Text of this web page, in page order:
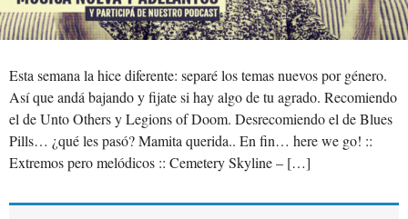
Esta semana la hice diferente: separé los temas nuevos por género.
Así que andá bajando y fijate si hay algo de tu agrado. Recomiendo
el de Unto Others y Legions of Doom. Desrecomiendo el de Blues
Pills… ¿qué les pasó? Mamita querida.. En fin… here we go! ::
Extremos pero melódicos :: Cemetery Skyline – […]